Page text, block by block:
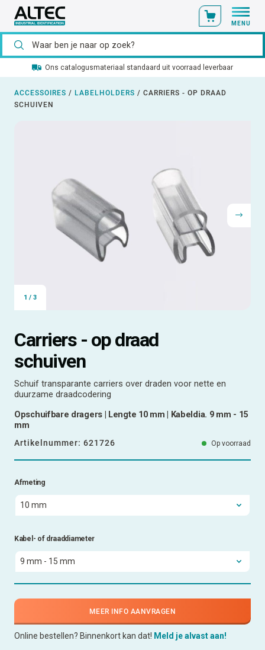
MENU
Ons catalogusmateriaal standaard uit voorraad leverbaar
ACCESSOIRES / LABELHOLDERS / CARRIERS - OP DRAAD
SCHUIVEN
1 / 3
Carriers - op draad
schuiven
Schuif transparante carriers over draden voor nette en
duurzame draadcodering
Opschuifbare dragers | Lengte 10 mm | Kabeldia. 9 mm - 15
mm
Artikelnummer: 621726 Op voorraad
Afmeting
Kabel- of draaddiameter
MEER INFO AANVRAGEN
Online bestellen? Binnenkort kan dat! Meld je alvast aan!